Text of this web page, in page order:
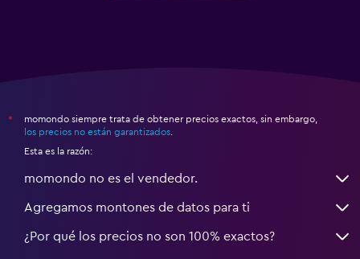
*
momondo siempre trata de obtener precios exactos, sin embargo,
los precios no están garantizados
Esta es la razón:
momondo no es el vendedor.
Agregamos montones de datos para ti
¿Por qué los precios no son 100% exactos?